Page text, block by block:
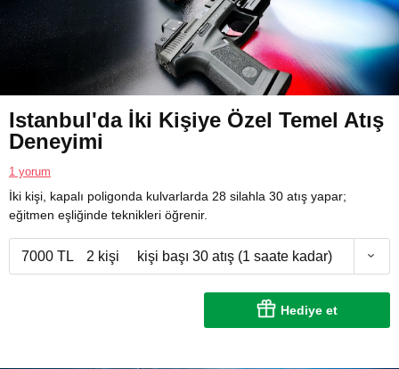
Istanbul'da İki Kişiye Özel Temel Atış
Deneyimi
1 yorum
İki kişi, kapalı poligonda kulvarlarda 28 silahla 30 atış yapar;
eğitmen eşliğinde teknikleri öğrenir.
7000 TL 2 kişi kişi başı 30 atış (1 saate kadar)
Hediye et